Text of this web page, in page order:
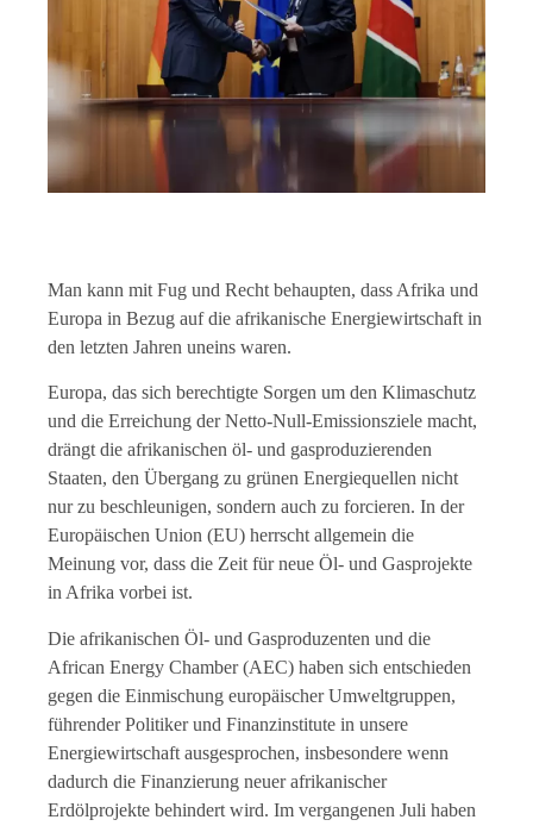
Man kann mit Fug und Recht behaupten, dass Afrika und
Europa in Bezug auf die afrikanische Energiewirtschaft in
den letzten Jahren uneins waren.
Europa, das sich berechtigte Sorgen um den Klimaschutz
und die Erreichung der Netto-Null-Emissionsziele macht,
drängt die afrikanischen öl- und gasproduzierenden
Staaten, den Übergang zu grünen Energiequellen nicht
nur zu beschleunigen, sondern auch zu forcieren. In der
Europäischen Union (EU) herrscht allgemein die
Meinung vor, dass die Zeit für neue Öl- und Gasprojekte
in Afrika vorbei ist.
Die afrikanischen Öl- und Gasproduzenten und die
African Energy Chamber (AEC) haben sich entschieden
gegen die Einmischung europäischer Umweltgruppen,
führender Politiker und Finanzinstitute in unsere
Energiewirtschaft ausgesprochen, insbesondere wenn
dadurch die Finanzierung neuer afrikanischer
Erdölprojekte behindert wird. Im vergangenen Juli haben